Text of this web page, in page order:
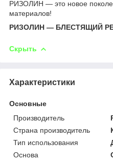
РИЗОЛИН — это новое
материалов!
РИЗОЛИН — БЛЕСТЯЩИЙ
Скрыть
Характеристики
Основные
Производитель
Страна производитель
Тип использования
Основа